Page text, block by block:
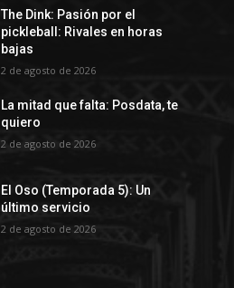
The Dink: Pasión por el
pickleball: Rivales en horas
bajas
2 de agosto de 2026
La mitad que falta: Posdata, te
quiero
2 de agosto de 2026
El Oso (Temporada 5): Un
último servicio
2 de agosto de 2026